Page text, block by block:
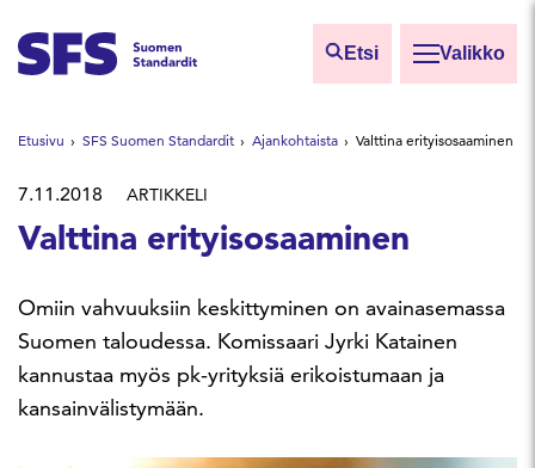
Etsi Valikko
Etsi sivuilta
Hae hakutermillä
Etusivu SFS Suomen Standardit Ajankohtaista Valttina erityisosaaminen
7.11.2018 ARTIKKELI
Valttina erityisosaaminen
Omiin vahvuuksiin keskittyminen on avainasemassa
Suomen taloudessa. Komissaari Jyrki Katainen
kannustaa myös pk-yrityksiä erikoistumaan ja
kansainvälistymään.